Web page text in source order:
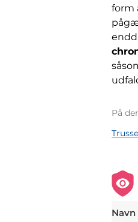
form
På
Navn